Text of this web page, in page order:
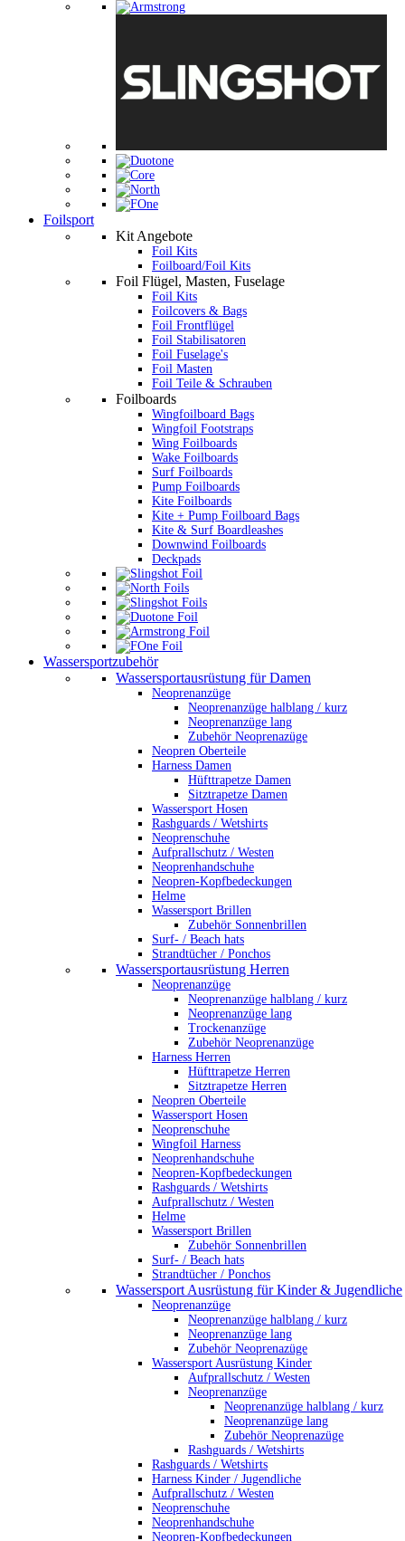
Foilsport
Kit Angebote
Foil Kits
Foilboard/Foil Kits
Foil Flügel, Masten, Fuselage
Foil Kits
Foilcovers & Bags
Foil Frontflügel
Foil Stabilisatoren
Foil Fuselage's
Foil Masten
Foil Teile & Schrauben
Foilboards
Wingfoilboard Bags
Wingfoil Footstraps
Wing Foilboards
Wake Foilboards
Surf Foilboards
Pump Foilboards
Kite Foilboards
Kite + Pump Foilboard Bags
Kite & Surf Boardleashes
Downwind Foilboards
Deckpads
Wassersportzubehör
Wassersportausrüstung für Damen
Neoprenanzüge
Neoprenanzüge halblang / kurz
Neoprenanzüge lang
Zubehör Neoprenazüge
Neopren Oberteile
Harness Damen
Hüfttrapetze Damen
Sitztrapetze Damen
Wassersport Hosen
Rashguards / Wetshirts
Neoprenschuhe
Aufprallschutz / Westen
Neoprenhandschuhe
Neopren-Kopfbedeckungen
Helme
Wassersport Brillen
Zubehör Sonnenbrillen
Surf- / Beach hats
Strandtücher / Ponchos
Wassersportausrüstung Herren
Neoprenanzüge
Neoprenanzüge halblang / kurz
Neoprenanzüge lang
Trockenanzüge
Zubehör Neoprenanzüge
Harness Herren
Hüfttrapetze Herren
Sitztrapetze Herren
Neopren Oberteile
Wassersport Hosen
Neoprenschuhe
Wingfoil Harness
Neoprenhandschuhe
Neopren-Kopfbedeckungen
Rashguards / Wetshirts
Aufprallschutz / Westen
Helme
Wassersport Brillen
Zubehör Sonnenbrillen
Surf- / Beach hats
Strandtücher / Ponchos
Wassersport Ausrüstung für Kinder & Jugendliche
Neoprenanzüge
Neoprenanzüge halblang / kurz
Neoprenanzüge lang
Zubehör Neoprenazüge
Wassersport Ausrüstung Kinder
Aufprallschutz / Westen
Neoprenanzüge
Neoprenanzüge halblang / kurz
Neoprenanzüge lang
Zubehör Neoprenazüge
Rashguards / Wetshirts
Rashguards / Wetshirts
Harness Kinder / Jugendliche
Aufprallschutz / Westen
Neoprenschuhe
Neoprenhandschuhe
Neopren-Kopfbedeckungen